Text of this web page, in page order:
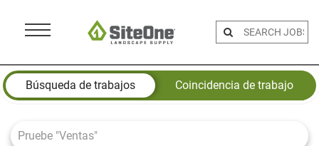
Menu
Job Search Page
Búsqueda de trabajos
Coincidencia de trabajo